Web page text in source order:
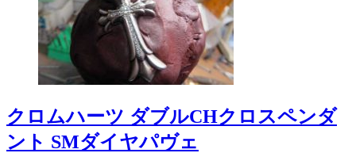
クロムハーツ ダブルCHクロスペンダ
ント SMダイヤパヴェ